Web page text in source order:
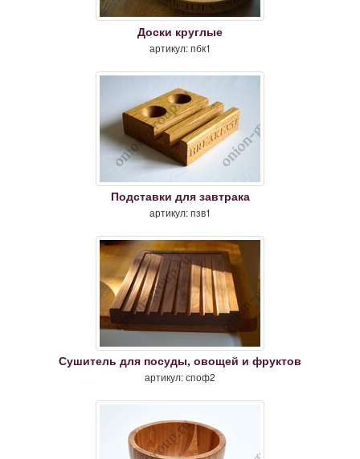
Доски круглые
артикул: пбк1
Подставки для завтрака
артикул: пзв1
Сушитель для посуды, овощей и фруктов
артикул: споф2